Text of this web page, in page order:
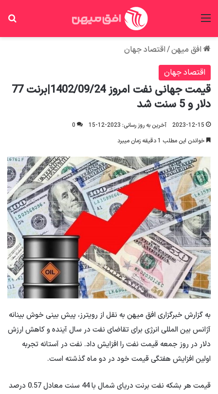
افق میهن/اقتصاد جهان
اقتصاد جهان
قیمت جهانی نفت امروز 1402/09/24|برنت 77
دلار و 5 سنت شد
2023-12-15 آخرین به روز رسانی: 2023-12-15
0
خواندن این مطلب 1 دقیقه زمان میبرد
به گزارش خبرگزاری افق میهن به نقل از رویترز، پیش بینی خوش بینانه
آژانس بین المللی انرژی برای تقاضای نفت در سال آینده و کاهش ارزش
دلار در روز جمعه قیمت نفت را افزایش داد. نفت در آستانه تجربه
اولین افزایش هفتگی قیمت خود در دو ماه گذشته است.
قیمت هر بشکه نفت برنت دریای شمال با 44 سنت معادل 0.57 درصد